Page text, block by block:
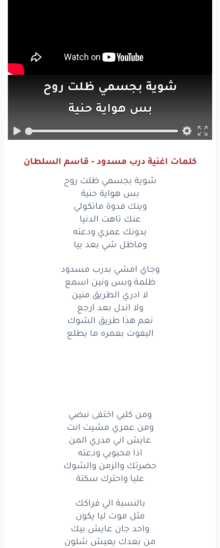
شوية بجسمي ظلت روح
بس هوايةحنية
وينكفدوةماتكولي
بدونك
وماظلشيبعد
بدونكعمريودعته
وماظل شيبعد
ظلمةوبس ونيناسمع
ادريالطريقمنين
ولااندلبعدارجع
اليفوتبعمره مايطلع
ومنكلبياختفى نبضي
عمريمشيت
عايشانيمدريالمن
اذامحبوبي ودعته
حضرتكوالزمنوالشوك
علياواحتركسكتة
كلمات اغنية درب مسدود - قاسم السلطان
شوية بجسمي ظلت روح
بس هواية حنية
وينك فدوة ماتكولي
عنك تاهت الدنيا
بدونك عمري ودعته
وماظل شي بعد بيا
وجاي امشي بدرب مسدود
ظلمة وبس ونين اسمع
لا ادري الطريق منين
ولا اندل بعد ارجع
نعم هذا طريق الشوك
اليفوت بعمره ما يطلع
ومن كلبي اختفى نبضي
ومن عمري مشيت انت
عايش اني مدري المن
اذا محبوبي ودعته
حضرتك والزمن والشوك
عليا واحترك سكتة
بالنسبة الي فراكك
مثل موت ليا يكون
واحد جان عايش بيك
من بعدك يعيش شلون